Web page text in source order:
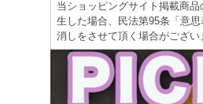
当ショッピングサイト掲載商
生した場合、民法第95条「意
消しをさせて頂く場合がござい